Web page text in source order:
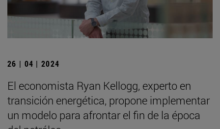
26 | 04 | 2024
El economista Ryan Kellogg, experto en
transición energética, propone implementar
un modelo para afrontar el fin de la época